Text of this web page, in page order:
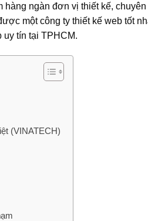
hàng ngàn đơn vị thiết kế,
một công ty thiết kế web tốt
uy tín tại TPHCM.
(VINATECH)